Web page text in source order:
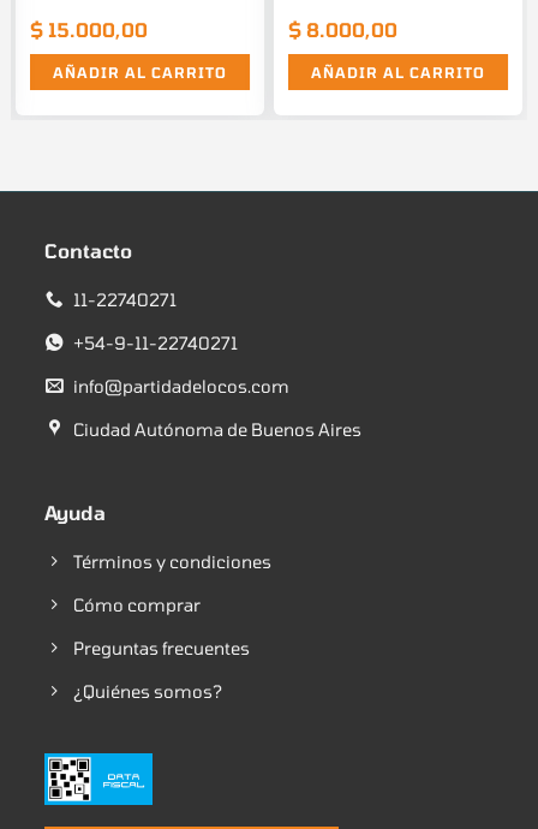
$15.000,00
AÑADIR AL CARRITO
$ 8.000,00
AÑADIR AL CARRITO
Contacto
11-22740271
+54-9-11-22740271
info@partidadelocos.com
Ciudad Autónoma de Buenos Aires
Ayuda
Términos y condiciones
Cómo comprar
Preguntas frecuentes
¿Quiénes somos?